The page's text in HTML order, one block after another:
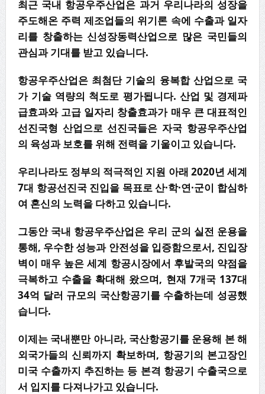
최근 국내 항공우주산업은 과거 우리나라의 성장을
주도해온 주력 제조업들의 위기론 속에 수출과 일자
리를 창출하는 신성장동력산업으로 많은 국민들의
관심과 기대를 받고 있습니다.
항공우주산업은 최첨단 기술의 융복합 산업으로 국
가 기술 역량의 척도로 평가됩니다. 산업 및 경제파
급효과와 고급 일자리 창출효과가 매우 큰 대표적인
선진국형 산업으로 선진국들은 자국 항공우주산업
의 육성과 보호를 위해 전력을 기울이고 있습니다.
우리나라도 정부의 적극적인 지원 아래 2020년 세계
7대 항공선진국 진입을 목표로 산·학·연·군이 합심하
여 혼신의 노력을 다하고 있습니다.
그동안 국내 항공우주산업은 우리 군의 실전 운용을
통해, 우수한 성능과 안전성을 입증함으로서, 진입장
벽이 매우 높은 세계 항공시장에서 후발국의 약점을
극복하고 수출을 확대해 왔으며, 현재 7개국 137대
34억 달러 규모의 국산항공기를 수출하는데 성공했
습니다.
이제는 국내뿐만 아니라, 국산항공기를 운용해 본 해
외국가들의 신뢰까지 확보하며, 항공기의 본고장인
미국 수출까지 추진하는 등 본격 항공기 수출국으로
서 입지를 다져나가고 있습니다.